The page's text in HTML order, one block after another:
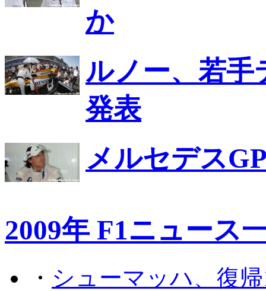
か
ルノー、若手
発表
メルセデス
2009年 F1ニュース
・ シューマッハ、復